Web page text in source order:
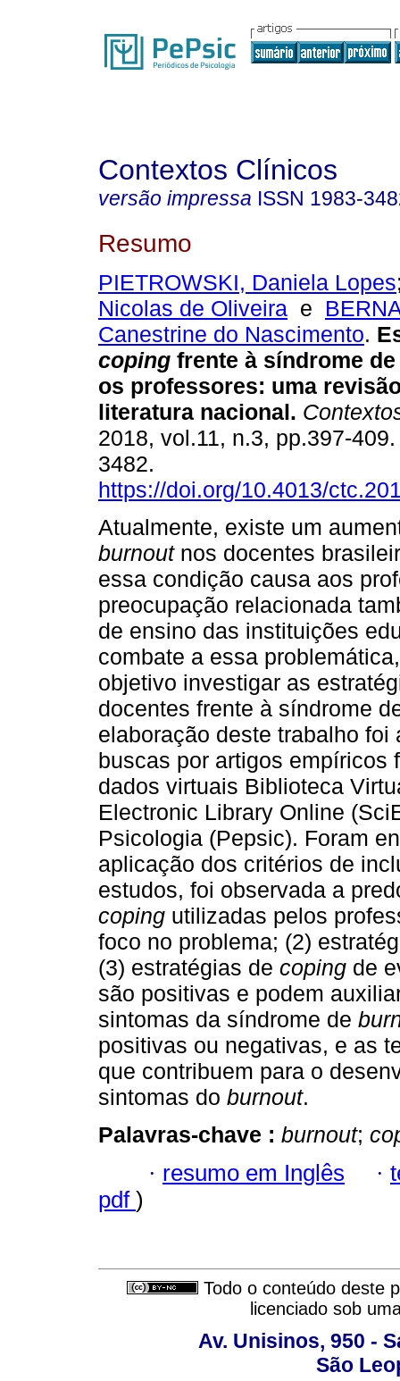
Contextos Clínicos
versão impressa ISSN 1983-
Resumo
PIETROWSKI, Daniela Lopes
Nicolas de Oliveira e
Canestrine do Nascimento.
coping frente à síndrome
os professores: uma
literatura nacional.
2018, vol.11, n.3, pp.397-
3482.
https://doi.org/10.4013/
Atualmente, existe um
burnoutnos docentes
essa condição causa aos
preocupação relacionada
de ensino das instituições
combate a essa
objetivo investigar as
docentes frente à síndrome
elaboração deste trabalho
buscas por artigos empíricos
dados virtuais Biblioteca
Electronic Library Online
Psicologia (Pepsic). Foram
aplicação dos critérios de
estudos, foi observada a
coping utilizadas pelos
foco no problema; (2)
(3) estratégias de coping de
são positivas e podem
sintomas da síndrome de
positivas ou negativas, e as
que contribuem para o
sintomas do burnout.
Palavras-chave : burnout;
· resumo em Inglês ·
pdf )
Todo o conteúdo deste
licenciado sob
Av. Unisinos, 950 -
São